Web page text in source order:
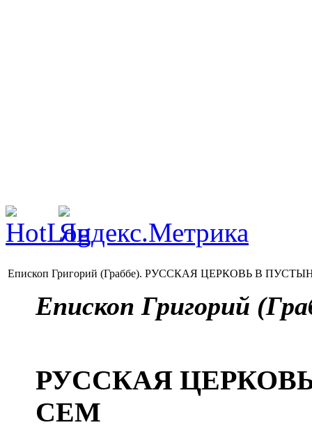
Епископ Григорий (Граббе). РУССКАЯ ЦЕРКОВЬ В
Епископ Григорий
РУССКАЯ
СЕМ